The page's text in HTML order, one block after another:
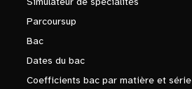
Parcoursup
Bac
Dates du bac
Coefficients bac par matière et série